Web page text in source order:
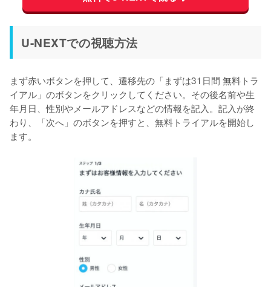
U-NEXTでの視聴方法
まず赤いボタンを押して、遷移先の「まずは31日間 無料トラ
イアル」のボタンをクリックしてください。その後名前や生
年月日、性別やメールアドレスなどの情報を記入。記入が終
わり、「次へ」のボタンを押すと、無料トライアルを開始し
ます。